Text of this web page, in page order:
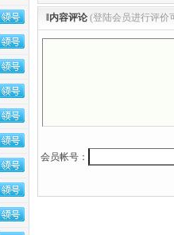
‖内容评论 (登陆会员进行评价
会员帐号：